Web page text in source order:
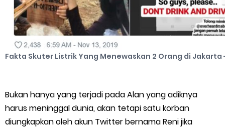
Fakta Skuter Listrik Yang Menewaskan 2 Orang di
Bukan hanya yang terjadi pada Alan yang adiknya
harus meninggal dunia, akan tetapi satu korban
diungkapkan oleh akun Twitter bernama Reni jika